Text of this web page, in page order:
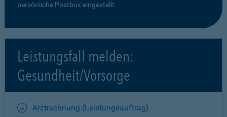
persönliche Postbox eingestellt.
Leistungsfall melden:
Gesundheit/Vorsorge
Arztrechnung (Leistungsauftrag)